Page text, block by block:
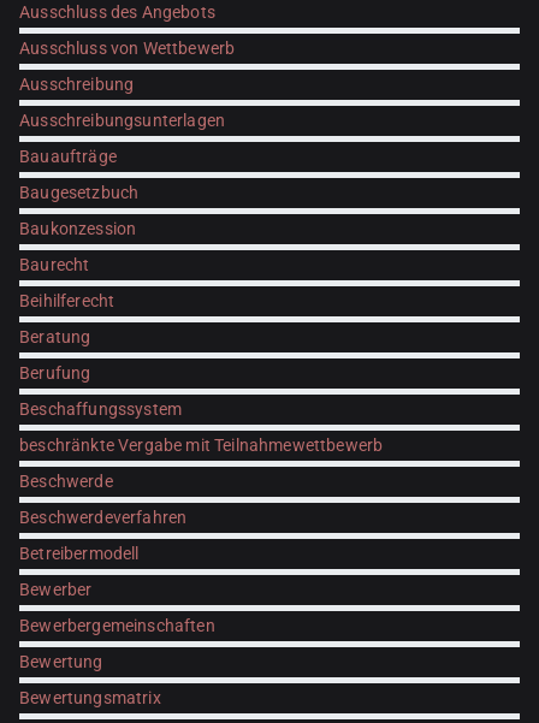
Ausschluss des Angebots
Ausschluss von Wettbewerb
Ausschreibung
Ausschreibungsunterlagen
Bauaufträge
Baugesetzbuch
Baukonzession
Baurecht
Beihilferecht
Beratung
Berufung
Beschaffungssystem
beschränkte Vergabe mit Teilnahmewettbewerb
Beschwerde
Beschwerdeverfahren
Betreibermodell
Bewerber
Bewerbergemeinschaften
Bewertung
Bewertungsmatrix